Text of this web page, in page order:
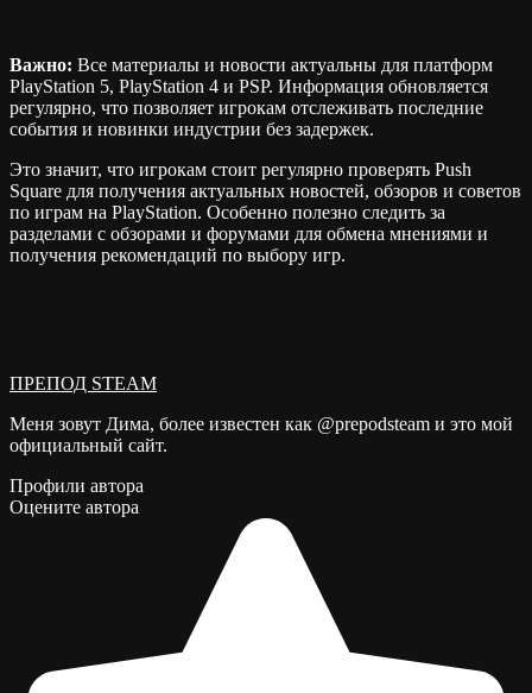
Важно: Все материалы и новости актуальны для платформ
PlayStation 5, PlayStation 4 и PSP. Информация обновляется
регулярно, что позволяет игрокам отслеживать последние
события и новинки индустрии без задержек.
Это значит, что игрокам стоит регулярно проверять Push
Square для получения актуальных новостей, обзоров и советов
по играм на PlayStation. Особенно полезно следить за
разделами с обзорами и форумами для обмена мнениями и
получения рекомендаций по выбору игр.
ПРЕПОД STEAM
Меня зовут Дима, более известен как @prepodsteam и это мой
официальный сайт.
Профили автора
Оцените автора